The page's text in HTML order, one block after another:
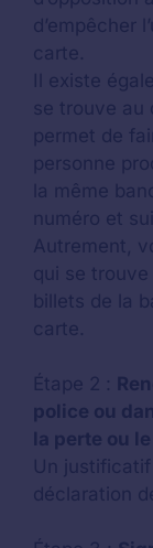
d’empêcher
carte.
Il existe
se trouve au
permet de
personne
la même
numéro et
Autrement,
qui se
billets de la
carte.
Étape 2 :
police ou
la perte ou le
Un
déclaration